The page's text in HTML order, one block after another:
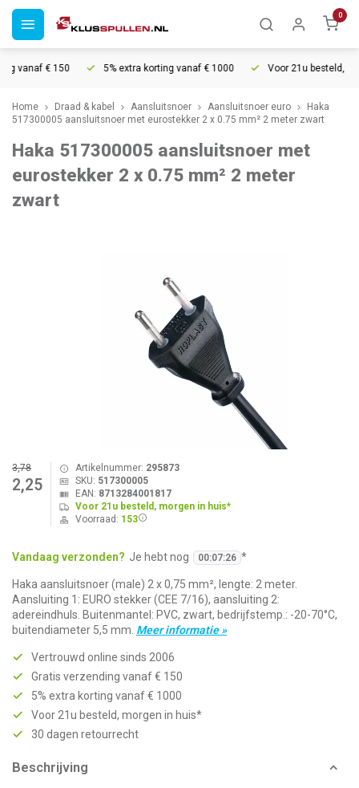
0
vanaf € 150 5% extra korting vanaf € 1000 Voor 21u besteld,
Home Draad & kabel Aansluitsnoer Aansluitsnoer euro
Haka
517300005 aansluitsnoer met eurostekker 2 x 0.75 mm² 2 meter zwart
Haka 517300005 aansluitsnoer met
eurostekker 2 x 0.75 mm² 2 meter
zwart
3,78
2,25
Artikelnummer: 295873
SKU: 517300005
EAN: 8713284001817
Voor 21u besteld, morgen in huis*
Voorraad: 153
Vandaag verzonden? Je hebt nog 00:07:26 *
Haka aansluitsnoer (male) 2 x 0,75 mm², lengte: 2 meter.
Aansluiting 1: EURO stekker (CEE 7/16), aansluiting 2:
adereindhuls. Buitenmantel: PVC, zwart, bedrijfstemp.: -20-70°C,
buitendiameter 5,5 mm. Meer informatie »
Vertrouwd online sinds 2006
Gratis verzending vanaf € 150
5% extra korting vanaf € 1000
Voor 21u besteld, morgen in huis*
30 dagen retourrecht
Beschrijving